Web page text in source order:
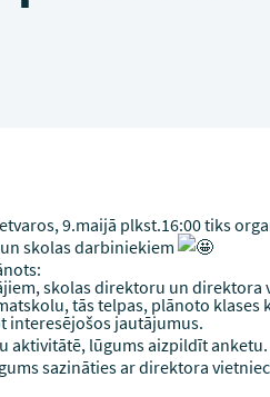
9.maijā plkst.16:00 tiks
skolas darbiniekiem
skolas direktoru un direktora
tās telpas, plānoto klases
interesējošos jautājumus.
aktivitātē, lūgums aizpildīt
sazināties ar direktora